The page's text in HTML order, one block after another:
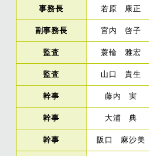
事務長 若原 康正
副事務長 宮内 啓子
監査 蓑輪 雅宏
監査 山口 貴生
幹事 藤内 実
幹事 大浦 典
幹事 阪口 麻沙美